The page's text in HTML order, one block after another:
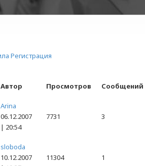
Регистрация
Автор Просмотров Сообщений
Arina
06.12.2007
| 20:54
7731 3
sloboda
10.12.2007
11304 1